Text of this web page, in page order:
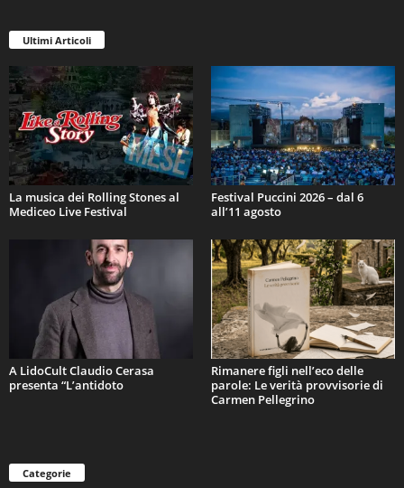
Ultimi Articoli
La musica dei Rolling Stones al
Mediceo Live Festival
Festival Puccini 2026 – dal 6
all’11 agosto
A LidoCult Claudio Cerasa
presenta “L’antidoto
Rimanere figli nell’eco delle
parole: Le verità provvisorie di
Carmen Pellegrino
Categorie